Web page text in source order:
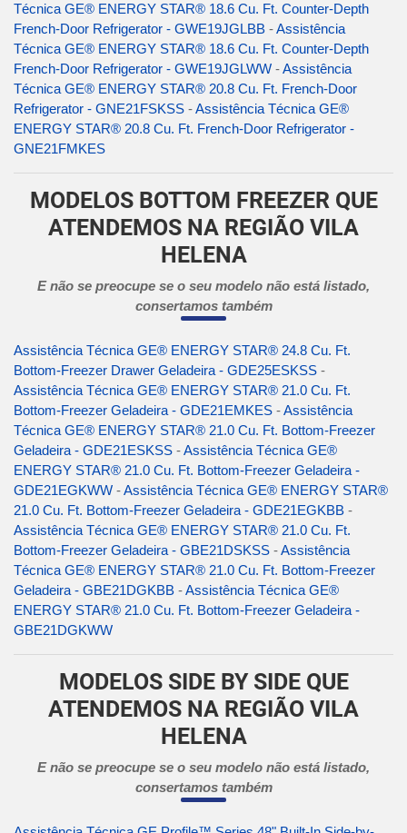
Técnica GE® ENERGY STAR® 18.6 Cu. Ft. Counter-Depth
French-Door Refrigerator - GWE19JGLBB -Assistência
Técnica GE® ENERGY STAR® 18.6 Cu. Ft. Counter-Depth
French-Door Refrigerator - GWE19JGLWW -Assistência
Técnica GE® ENERGY STAR® 20.8 Cu. Ft. French-Door
Refrigerator - GNE21FSKSS -Assistência Técnica GE®
ENERGY STAR® 20.8 Cu. Ft. French-Door Refrigerator -
GNE21FMKES
MODELOS BOTTOM FREEZER QUE
ATENDEMOS NA REGIÃO VILA
HELENA
E não se preocupe se o seu modelo não está listado,
consertamos também
Assistência Técnica GE® ENERGY STAR® 24.8 Cu. Ft.
Bottom-Freezer Drawer Geladeira - GDE25ESKSS -
Assistência Técnica GE® ENERGY STAR® 21.0 Cu. Ft.
Bottom-Freezer Geladeira - GDE21EMKES -Assistência
Técnica GE® ENERGY STAR® 21.0 Cu. Ft. Bottom-Freezer
Geladeira - GDE21ESKSS -Assistência Técnica GE®
ENERGY STAR® 21.0 Cu. Ft. Bottom-Freezer Geladeira -
GDE21EGKWW -Assistência Técnica GE® ENERGY STAR®
21.0 Cu. Ft. Bottom-Freezer Geladeira - GDE21EGKBB -
Assistência Técnica GE® ENERGY STAR® 21.0 Cu. Ft.
Bottom-Freezer Geladeira - GBE21DSKSS -Assistência
Técnica GE® ENERGY STAR® 21.0 Cu. Ft. Bottom-Freezer
Geladeira - GBE21DGKBB -Assistência Técnica GE®
ENERGY STAR® 21.0 Cu. Ft. Bottom-Freezer Geladeira -
GBE21DGKWW
MODELOS SIDE BY SIDE QUE
ATENDEMOS NA REGIÃO VILA
HELENA
E não se preocupe se o seu modelo não está listado,
consertamos também